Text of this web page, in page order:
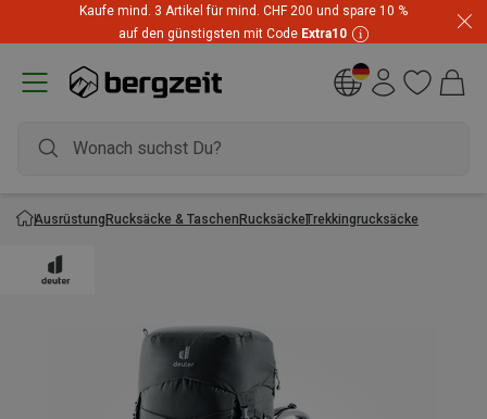
Kaufe mind. 3 Artikel für mind. CHF 200 und spare 10 %
auf den günstigsten mit Code Extra10
AusrüstungRucksäcke & TaschenRucksäckeTrekkingrucksäcke